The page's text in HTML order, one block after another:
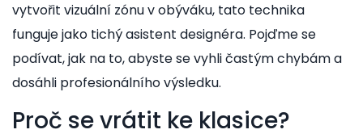
vytvořit vizuální zónu v obýváku, tato technika
funguje jako tichý asistent designéra. Pojďme se
podívat, jak na to, abyste se vyhli častým chybám a
dosáhli profesionálního výsledku.
Proč se vrátit ke klasice?